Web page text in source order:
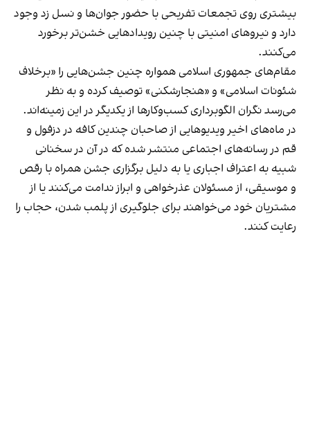
بیشتری روی تجمعات تفریحی با حضور جوان‌ها و نسل زد وجود
دارد و نیروهای امنیتی با چنین رویدادهایی خشن‌تر برخورد
می‌کنند.
مقام‌های جمهوری اسلامی همواره چنین جشن‌هایی را «برخلاف
شئونات اسلامی» و «هنجارشکنی» توصیف کرده و به نظر
می‌رسد نگران الگوبرداری کسب‌وکارها از یکدیگر در این زمینه‌اند.
در ماه‌های اخیر ویدیوهایی از صاحبان چندین کافه در دزفول و
قم در رسانه‌های اجتماعی منتشر شده که در آن در سخنانی
شبیه به اعتراف اجباری یا به دلیل برگزاری جشن همراه با رقص
و موسیقی، از مسئولان عذرخواهی و ابراز ندامت می‌کنند یا از
مشتریان خود می‌خواهند برای جلوگیری از پلمب شدن، حجاب را
رعایت کنند.